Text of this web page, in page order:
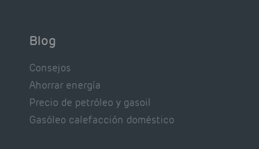
Blog
Consejos
Ahorrar energía
Precio de petróleo y gasoil
Gasóleo calefacción doméstico